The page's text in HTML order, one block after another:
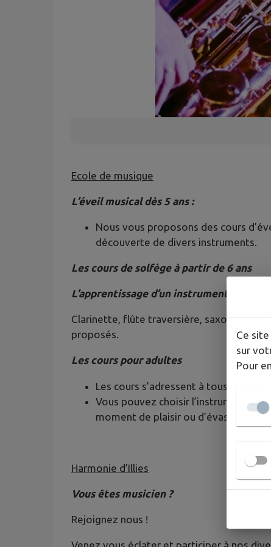
Ecole de musique
L’éveil musical dès 5 ans :
Nous vous proposons des cours
découverte de divers instruments.
Les cours de solfège à partir de 6 ans
L’apprentissage d’un instrument dès la
Clarinette, flûte traversière, saxophone,
proposés.
Les cours pour adultes
Les cours s’adressent à tous , quel
Vous pouvez choisir l’instrument
moment de plaisir ou d’évasion !
Harmonie d’Illies
Vous êtes musicien ?
Rejoignez nous !
Ce
sur
Pour